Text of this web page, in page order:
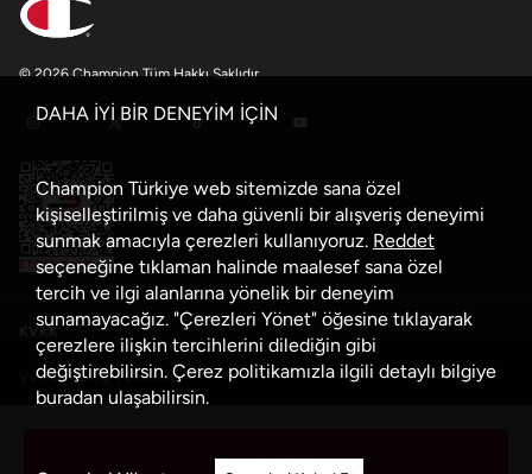
Sepete Ekle
© 2026 Champion Tüm Hakkı Saklıdır
KVKK
Veri Güvenliği Politikası
DAHA İYİ BİR DENEYİM İÇİN
Champion Türkiye web sitemizde sana özel
kişiselleştirilmiş ve daha güvenli bir alışveriş deneyimi
sunmak amacıyla çerezleri kullanıyoruz. Reddet
seçeneğine tıklaman halinde maalesef sana özel
tercih ve ilgi alanlarına yönelik bir deneyim
sunamayacağız. "Çerezleri Yönet" öğesine tıklayarak
çerezlere ilişkin tercihlerini dilediğin gibi
değiştirebilirsin. Çerez politikamızla ilgili detaylı bilgiye
buradan ulaşabilirsin.